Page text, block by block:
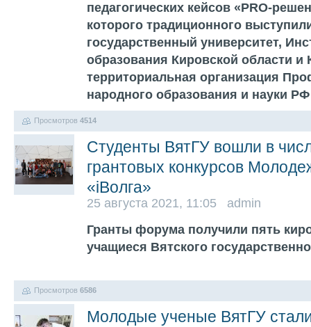
педагогических кейсов «PRO-
которого традиционного
государственный университет,
образования Кировской области и
территориальная организация
народного образования и науки
Просмотров 4514
Студенты ВятГУ вошли в
грантовых конкурсов
«iВолга»
25 августа 2021, 11:05 admin
Гранты форума получили пять
учащиеся Вятского
Просмотров 6586
Молодые ученые ВятГУ